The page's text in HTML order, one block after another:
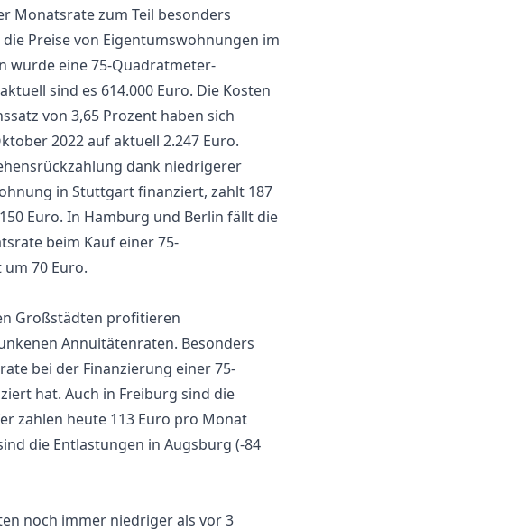
Monatsrate zum Teil besonders
Preise von Eigentumswohnungen im
wurde eine 75-Quadratmeter-
sind es 614.000 Euro. Die Kosten
von 3,65 Prozent haben sich
2022 auf aktuell 2.247 Euro.
dank niedrigerer
in Stuttgart finanziert, zahlt 187
Euro. In Hamburg und Berlin fällt die
beim Kauf einer 75-
70 Euro.
Großstädten profitieren
Annuitätenraten. Besonders
bei der Finanzierung einer 75-
hat. Auch in Freiburg sind die
zahlen heute 113 Euro pro Monat
die Entlastungen in Augsburg (-84
noch immer niedriger als vor 3